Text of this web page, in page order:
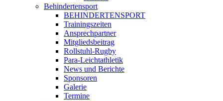
Behindertensport
BEHINDERTENSPORT
Trainingszeiten
Ansprechpartner
Mitgliedsbeitrag
Rollstuhl-Rugby
Para-Leichtathletik
News und Berichte
Sponsoren
Galerie
Termine